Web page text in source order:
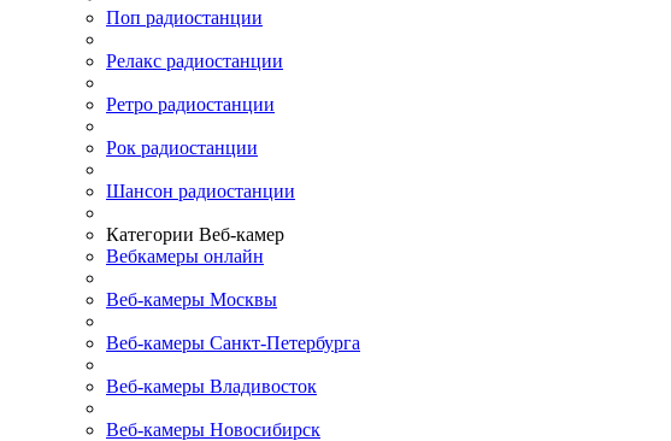
Поп радиостанции
Релакс радиостанции
Ретро радиостанции
Рок радиостанции
Шансон радиостанции
Категории Веб-камер
Вебкамеры онлайн
Веб-камеры Москвы
Веб-камеры Санкт-Петербурга
Веб-камеры Владивосток
Веб-камеры Новосибирск